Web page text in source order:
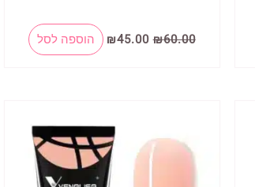
₪60.00
המחיר
המקורי
₪45.00
המחיר
הנוכחי
הוספה לסל